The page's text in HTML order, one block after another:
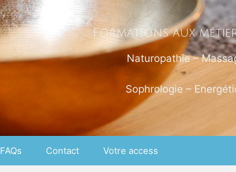
Formations aux
Naturopathie –
Sophrologie –
FAQs Contact Votre access